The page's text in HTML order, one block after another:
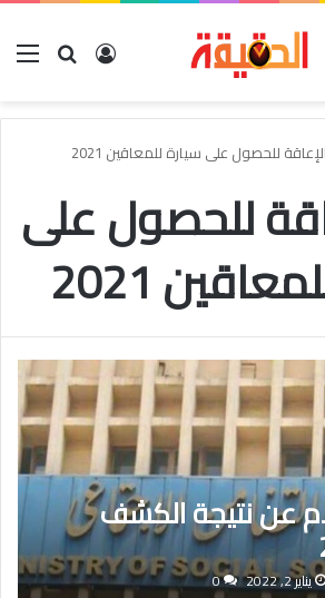
بحث عنتسجيل
للحصول على سيارة للمعاقين 2021
للحصول على
2021
عن نتيجة الكشف
يناير 2, 2022 0